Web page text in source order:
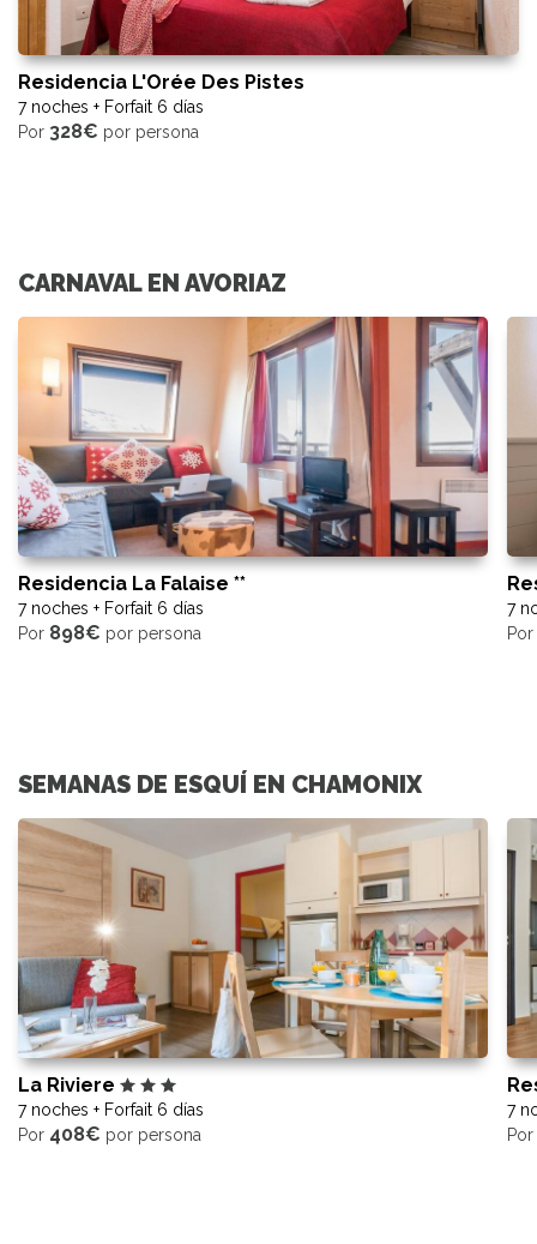
Residencia L'Orée Des Pistes
7 noches + Forfait 6 días
Por 328€ por persona
CARNAVAL EN AVORIAZ
Residencia La Falaise **
7 noches + Forfait 6 días
Por 898€ por persona
7
Por
SEMANAS DE ESQUÍ EN CHAMONIX
La Riviere
7 noches + Forfait 6 días
Por 408€ por persona
7
Por